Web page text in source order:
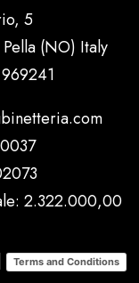
5
(NO) Italy
2.322.000,00
Terms and Conditions